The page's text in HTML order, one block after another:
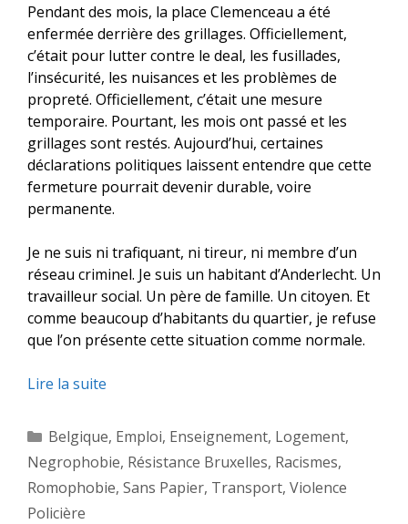
Pendant des mois, la place Clemenceau a été
enfermée derrière des grillages. Officiellement,
c’était pour lutter contre le deal, les fusillades,
l’insécurité, les nuisances et les problèmes de
propreté. Officiellement, c’était une mesure
temporaire. Pourtant, les mois ont passé et les
grillages sont restés. Aujourd’hui, certaines
déclarations politiques laissent entendre que cette
fermeture pourrait devenir durable, voire
permanente.
Je ne suis ni trafiquant, ni tireur, ni membre d’un
réseau criminel. Je suis un habitant d’Anderlecht. Un
travailleur social. Un père de famille. Un citoyen. Et
comme beaucoup d’habitants du quartier, je refuse
que l’on présente cette situation comme normale.
Lire la suite
Catégories
Belgique, Emploi, Enseignement, Logement,
Negrophobie, Résistance Bruxelles, Racismes,
Romophobie, Sans Papier, Transport, Violence
Policière